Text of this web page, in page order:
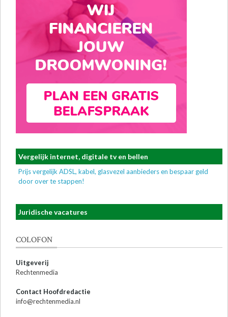
Vergelijk internet, digitale tv en bellen
Prijs vergelijk ADSL, kabel, glasvezel aanbieders en bespaar geld
door over te stappen!
Juridische vacatures
COLOFON
Uitgeverij
Rechtenmedia
Contact Hoofdredactie
info@rechtenmedia.nl